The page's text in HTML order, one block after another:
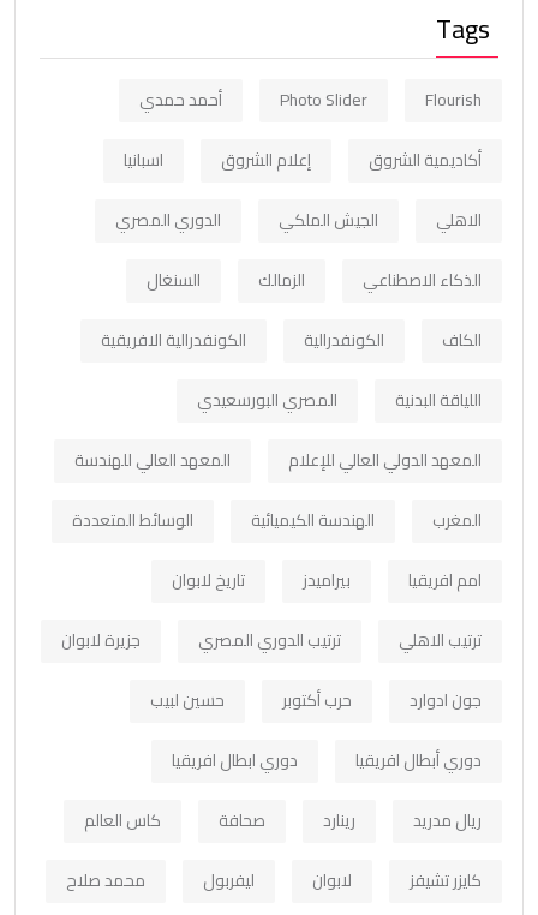
Tags
Flourish
Photo Slider
أحمد حمدي
أكاديمية الشروق
إعلام الشروق
اسبانيا
الاهلي
الجيش الملكي
الدوري المصري
الذكاء الاصطناعي
الزمالك
السنغال
الكاف
الكونفدرالية
الكونفدرالية الافريقية
اللياقة البدنية
المصري البورسعيدي
المعهد الدولي العالي للإعلام
المعهد العالي للهندسة
المغرب
الهندسة الكيميائية
الوسائط المتعددة
امم افريقيا
بيراميدز
تاريخ لابوان
ترتيب الاهلي
ترتيب الدوري المصري
جزيرة لابوان
جون ادوارد
حرب أكتوبر
حسين لبيب
دوري أبطال افريقيا
دوري ابطال افريقيا
ريال مدريد
رينارد صحافة
كاس العالم
كايزر تشيفز
لابوان ليفربول محمد صلاح